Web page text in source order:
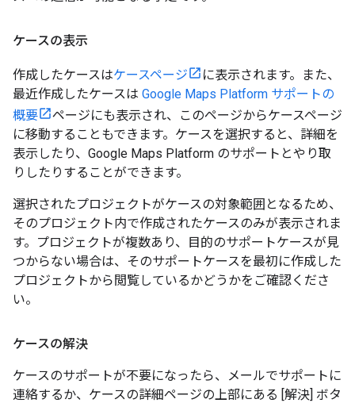
ケースの表示
作成したケースはケースページ
に表示されます。また、
最近作成したケースは Google Maps Platform サポートの
概要
ページにも表示され、このページからケースページ
に移動することもできます。ケースを選択すると、詳細を
表示したり、Google Maps Platform のサポートとやり取
りしたりすることができます。
選択されたプロジェクトがケースの対象範囲となるため、
そのプロジェクト内で作成されたケースのみが表示されま
す。プロジェクトが複数あり、目的のサポートケースが見
つからない場合は、そのサポートケースを最初に作成した
プロジェクトから閲覧しているかどうかをご確認くださ
い。
ケースの解決
ケースのサポートが不要になったら、メールでサポートに
連絡するか、ケースの詳細ページの上部にある [解決] ボタ